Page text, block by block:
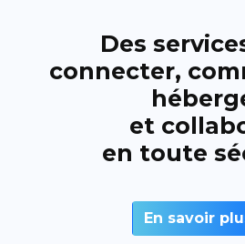
Des
connecter,
et
en toute
En savoir